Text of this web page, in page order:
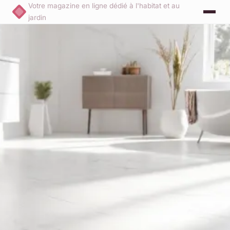
Votre magazine en ligne dédié à l'habitat et au
jardin